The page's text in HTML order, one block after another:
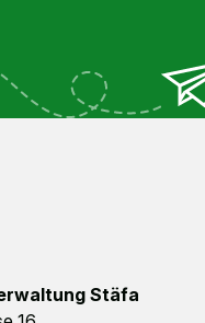
Stäfa